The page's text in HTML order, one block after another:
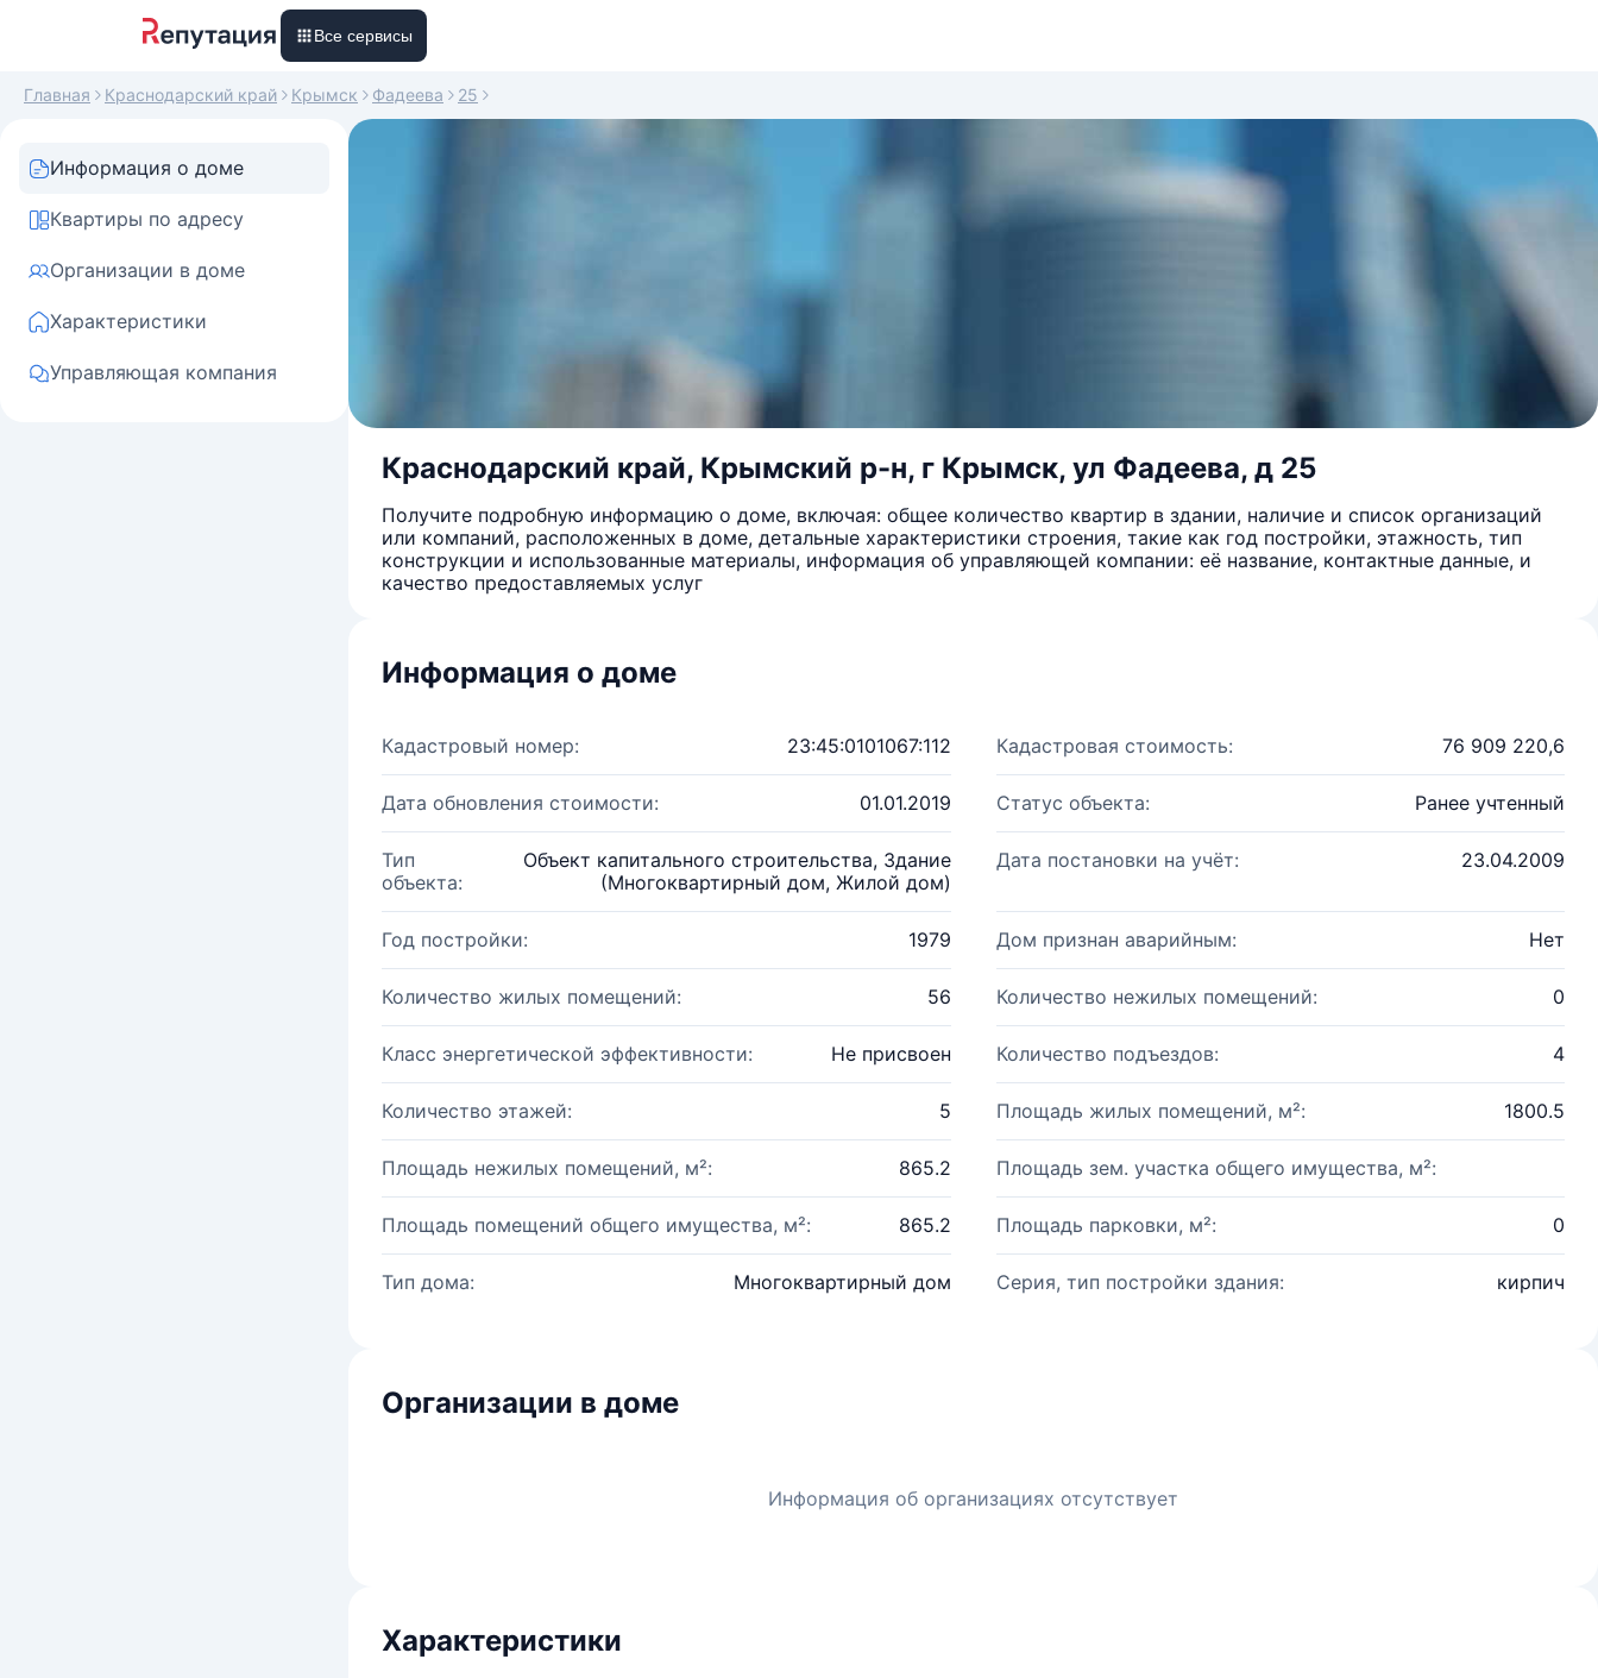
Все сервисы
Главная Краснодарский край Крымск Фадеева 25
Информация о доме
Квартиры по адресу
Организации в доме
Характеристики
Управляющая компания
Краснодарский край, Крымский р-н, г Крымск, ул Фадеева, д 25
Получите подробную информацию о доме, включая: общее количество квартир в здании, наличие и список организаций
или компаний, расположенных в доме, детальные характеристики строения, такие как год постройки, этажность, тип
конструкции и использованные материалы, информация об управляющей компании: её название, контактные данные, и
качество предоставляемых услуг
Информация о доме
Кадастровый номер: 23:45:0101067:112 Кадастровая стоимость: 76 909 220,6
Дата обновления стоимости: 01.01.2019 Статус объекта: Ранее учтенный
Тип
объекта:
Объект капитального строительства, Здание
(Многоквартирный дом, Жилой дом)
Дата постановки на учёт: 23.04.2009
Год постройки: 1979 Дом признан аварийным: Нет
Количество жилых помещений: 56 Количество нежилых помещений: 0
Класс энергетической эффективности: Не присвоен Количество подъездов: 4
Количество этажей: 5 Площадь жилых помещений, м²: 1800.5
Площадь нежилых помещений, м²: 865.2 Площадь зем. участка общего имущества, м²:
Площадь помещений общего имущества, м²: 865.2 Площадь парковки, м²: 0
Тип дома: Многоквартирный дом Серия, тип постройки здания: кирпич
Организации в доме
Информация об организациях отсутствует
Характеристики